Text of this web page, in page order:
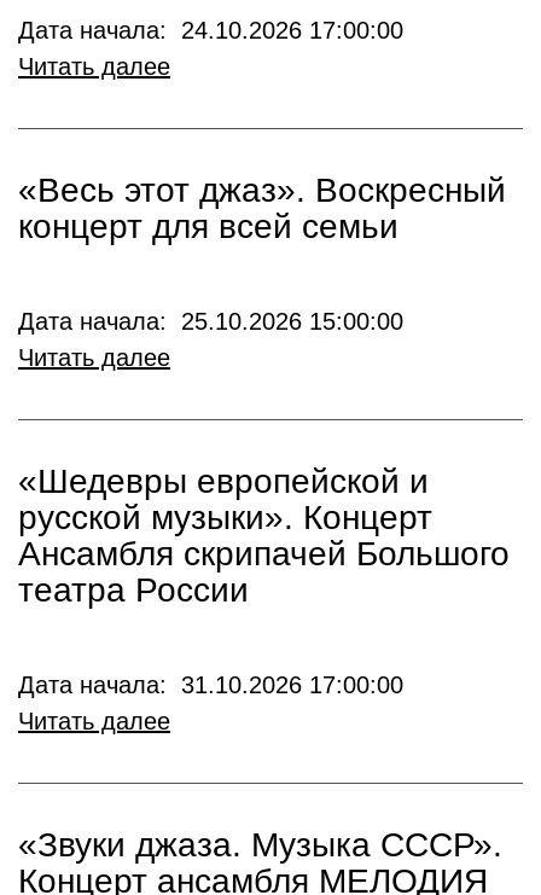
Дата начала: 24.10.2026 17:00:00
Читать далее
«Весь этот джаз». Воскресный
концерт для всей семьи
Дата начала: 25.10.2026 15:00:00
Читать далее
«Шедевры европейской и
русской музыки». Концерт
Ансамбля скрипачей Большого
театра России
Дата начала: 31.10.2026 17:00:00
Читать далее
«Звуки джаза. Музыка СССР».
Концерт ансамбля МЕЛОДИЯ